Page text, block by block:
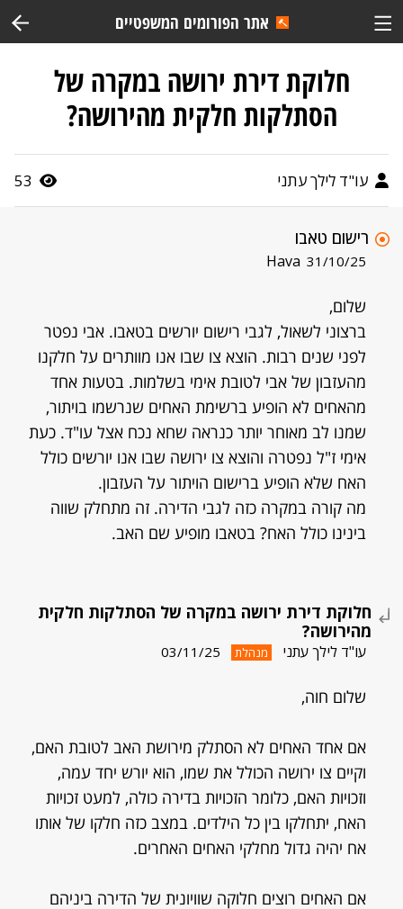
אתר הפורומים המשפטיים
חלוקת דירת ירושה במקרה של
הסתלקות חלקית מהירושה?
עו"ד לילך עתני 53
רישום טאבו
Hava 31/10/25
שלום,
ברצוני לשאול, לגבי רישום יורשים בטאבו. אבי נפטר
לפני שנים רבות. הוצא צו שבו אנו מוותרים על חלקנו
מהעזבון של אבי לטובת אימי בשלמות. בטעות אחד
מהאחים לא הופיע ברשימת האחים שנרשמו בויתור,
שמנו לב מאוחר יותר כנראה שחא נכח אצל עו"ד. כעת
אימי ז"ל נפטרה והוצא צו ירושה שבו אנו יורשים כולל
האח שלא הופיע ברישום הויתור על העזבון.
מה קורה במקרה כזה לגבי הדירה. זה מתחלק שווה
בינינו כולל האח? בטאבו מופיע שם האב.
חלוקת דירת ירושה במקרה של הסתלקות חלקית
מהירושה?
עו"ד לילך עתני מנהלת 03/11/25
שלום חוה,
אם אחד האחים לא הסתלק מירושת האב לטובת האם,
וקיים צו ירושה הכולל את שמו, הוא יורש יחד עמה,
וזכויות האם, כלומר הזכויות בדירה כולה, למעט זכויות
האח, יתחלקו בין כל הילדים. במצב כזה חלקו של אותו
אח יהיה גדול מחלקי האחים האחרים.
אם האחים רוצים חלוקה שוויונית של הדירה ביניהם